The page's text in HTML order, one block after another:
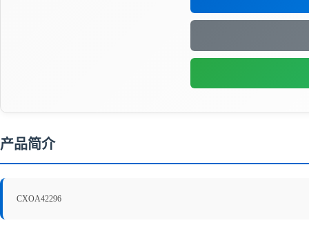
产品简介
CXOA42296